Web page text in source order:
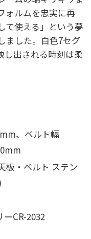
ォルムを忠実に再
て使える」という夢
ました。白色7セグ
し出される時刻は柔
、ベルト幅
板・ベルト ステン
CR-2032